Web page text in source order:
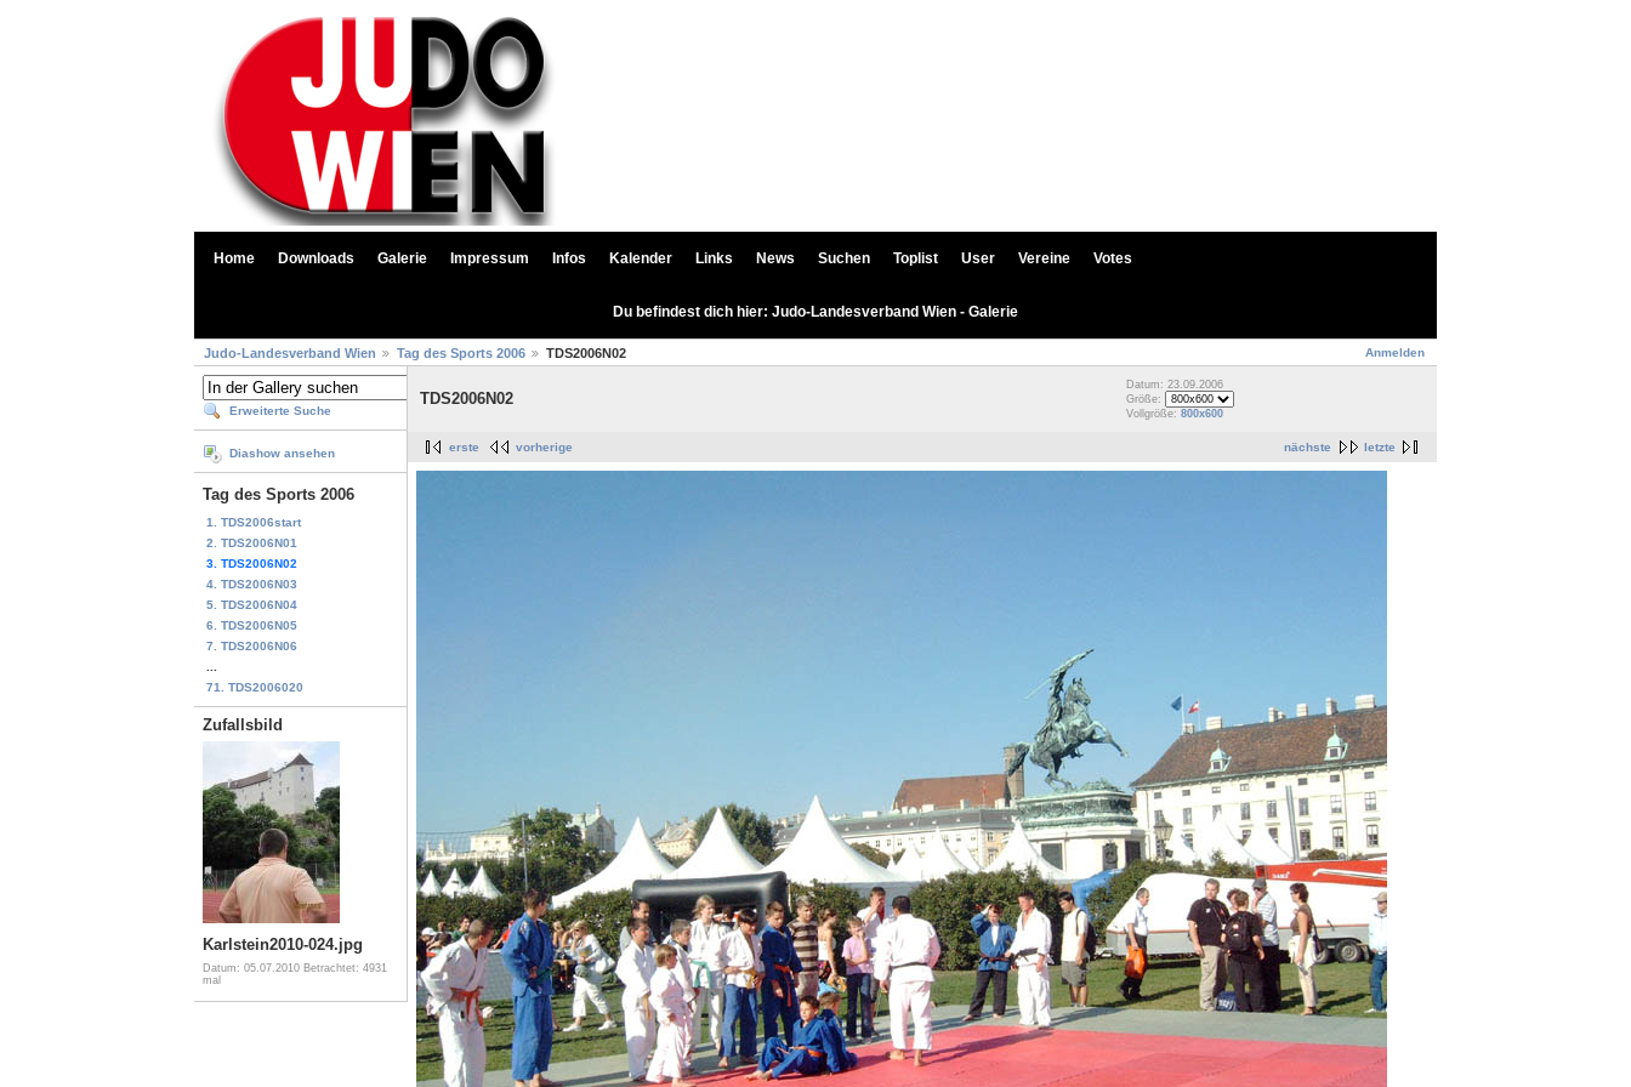
Home Downloads Galerie Impressum Infos Kalender Links News Suchen Toplist User Vereine Votes
Du befindest dich hier: Judo-Landesverband Wien - Galerie
Anmelden
Judo-Landesverband Wien Tag des Sports 2006 TDS2006N02
Erweiterte Suche
Diashow ansehen
Tag des Sports 2006
1. TDS2006start
2. TDS2006N01
3. TDS2006N02
4. TDS2006N03
5. TDS2006N04
6. TDS2006N05
7. TDS2006N06
71. TDS2006020
Zufallsbild
Karlstein2010-024.jpg
Datum: 05.07.2010 Betrachtet: 4931
mal
TDS2006N02
Datum: 23.09.2006
Größe:
Vollgröße: 800x600
nächste letzte
erste vorherige